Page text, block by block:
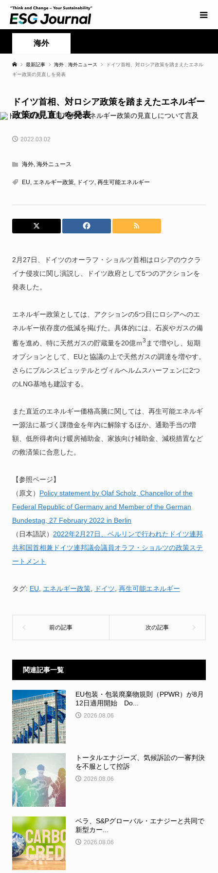
海外
最新記事 海外 海外ニュース
ドイツ首相、対ロシア政策を踏まえたエネル
ギー政策の見直しを発表
ドイツ首相、対ロシア政策を踏まえたエネルギー
政策の見直しを発表
2022.03.02
海外, 海外ニュース
EU, エネルギー政策, ドイツ, 再生可能エネルギー
2月27日、ドイツのオーラフ・ショルツ首相はロシアのウクラ
イナ侵攻に関し演説し、ドイツ政府として5つのアクションを
発表した。
エネルギー政策としては、アクションの5つ目にロシアへのエ
ネルギー依存度の低減を掲げた。具体的には、石炭やガスの備
蓄を進め、特に天然ガスの貯蔵量を20億ｍ3 まで増やし、短期
オプションとして、EUと協議の上で天然ガスの調達を増やす。
さらにブルンスビュッテルとヴィルヘルムスハーフェンに2つ
のLNG基地も建設する。
また直近のエネルギー価格高騰に関しては、再生可能エネルギ
ー源法に基づく課徴金を年内に解除するほか、通勤手当の増
額、低所得者向け暖房補助金、家族向け補助金、減税措置など
の救済策に合意した。
【参照ページ】
（原文） Policy statement by Olaf Scholz, Chancellor of the
Federal Republic of Germany and Member of the German
Bundestag, 27 February 2022 in Berlin
（日本語訳） 2022年2月27日、ベルリンで行われたドイツ連邦
共和国首相兼ドイツ連邦議会議員オラフ・ショルツの政策ステ
ートメント
タグ: EU エネルギー政策, ドイツ 再生可能エネルギー
関連記事一覧
EU包装・包装廃棄物規則（PPWR）が8月
12日適用開始 Do...
2026.08.06
トータルエナジーズ、気候訴訟の一審判決
を不服として控訴
2026.08.06
ベラ、S&Pグローバル・エナジーと共同で
新型カー...
2026.08.06